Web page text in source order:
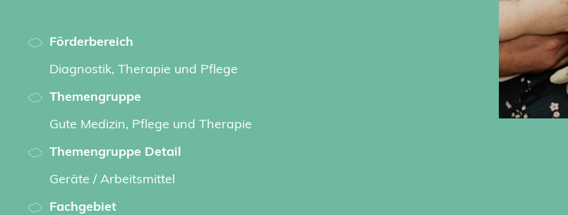
Förderbereich
Diagnostik, Therapie und Pflege
Themengruppe
Gute Medizin, Pflege und Therapie
Themengruppe Detail
Geräte / Arbeitsmittel
Fachgebiet